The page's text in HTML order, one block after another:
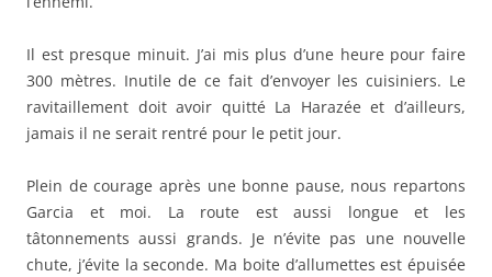
Il est presque minuit. J’ai mis plus d’une heure pour faire
300 mètres. Inutile de ce fait d’envoyer les cuisiniers. Le
ravitaillement doit avoir quitté La Harazée et d’ailleurs,
jamais il ne serait rentré pour le petit jour.
Plein de courage après une bonne pause, nous repartons
Garcia et moi. La route est aussi longue et les
tâtonnements aussi grands. Je n’évite pas une nouvelle
chute, j’évite la seconde. Ma boite d’allumettes est épuisée